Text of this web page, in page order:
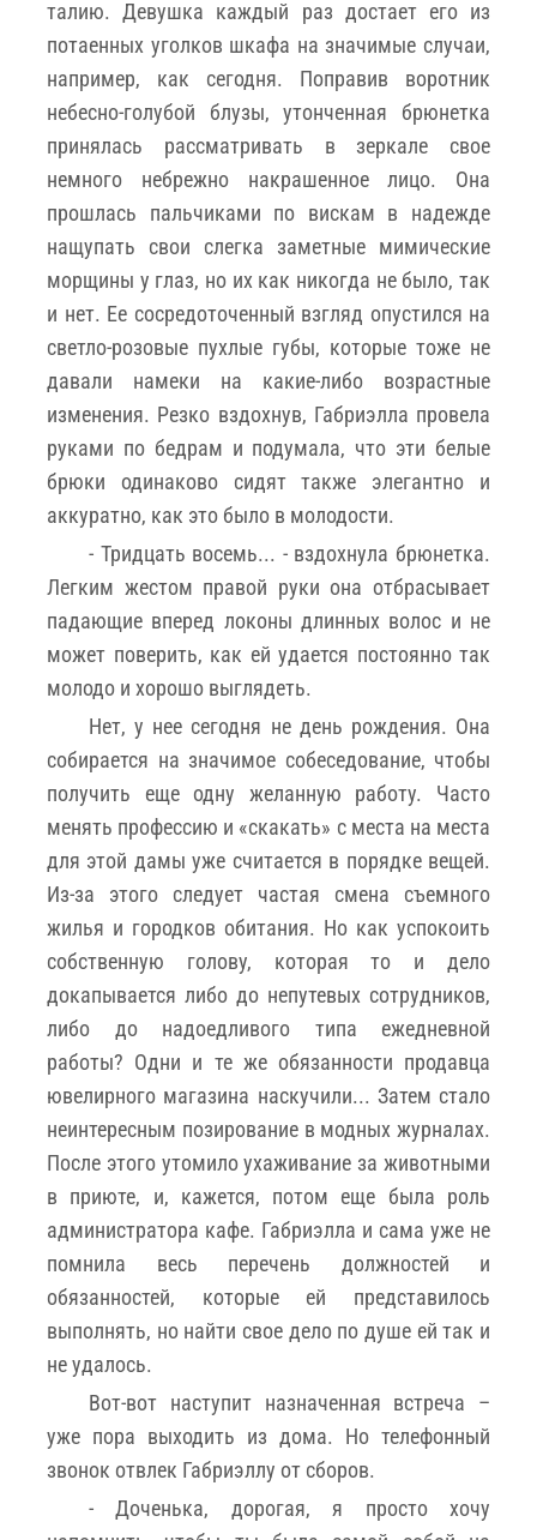
талию. Девушка каждый раз достает его из
потаенных уголков шкафа на значимые случаи,
например, как сегодня. Поправив воротник
небесно-голубой блузы, утонченная брюнетка
принялась рассматривать в зеркале свое
немного небрежно накрашенное лицо. Она
прошлась пальчиками по вискам в надежде
нащупать свои слегка заметные мимические
морщины у глаз, но их как никогда не было, так
и нет. Ее сосредоточенный взгляд опустился на
светло-розовые пухлые губы, которые тоже не
давали намеки на какие-либо возрастные
изменения. Резко вздохнув, Габриэлла провела
руками по бедрам и подумала, что эти белые
брюки одинаково сидят также элегантно и
аккуратно, как это было в молодости.
- Тридцать восемь... - вздохнула брюнетка.
Легким жестом правой руки она отбрасывает
падающие вперед локоны длинных волос и не
может поверить, как ей удается постоянно так
молодо и хорошо выглядеть.
Нет, у нее сегодня не день рождения. Она
собирается на значимое собеседование, чтобы
получить еще одну желанную работу. Часто
менять профессию и «скакать» с места на места
для этой дамы уже считается в порядке вещей.
Из-за этого следует частая смена съемного
жилья и городков обитания. Но как успокоить
собственную голову, которая то и дело
докапывается либо до непутевых сотрудников,
либо до надоедливого типа ежедневной
работы? Одни и те же обязанности продавца
ювелирного магазина наскучили... Затем стало
неинтересным позирование в модных журналах.
После этого утомило ухаживание за животными
в приюте, и, кажется, потом еще была роль
администратора кафе. Габриэлла и сама уже не
помнила весь перечень должностей и
обязанностей, которые ей представилось
выполнять, но найти свое дело по душе ей так и
не удалось.
Вот-вот наступит назначенная встреча –
уже пора выходить из дома. Но телефонный
звонок отвлек Габриэллу от сборов.
- Доченька, дорогая, я просто хочу